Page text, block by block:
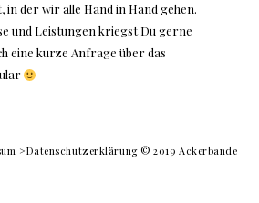
der wir alle Hand in Hand gehen.
und Leistungen kriegst Du gerne
eine kurze Anfrage über das
>Datenschutzerklärung© 2019 Ackerbande